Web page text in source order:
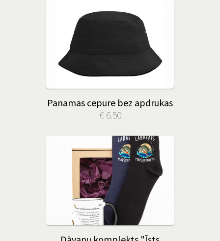
Panamas cepure bez apdrukas
€ 6.50